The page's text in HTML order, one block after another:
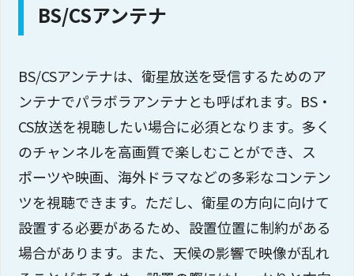
BS/CSアンテナ
BS/CSアンテナは、衛星放送を受信するためのア
ンテナでパラボラアンテナとも呼ばれます。BS・
CS放送を視聴したい場合に必須となります。多く
のチャンネルを高画質で楽しむことができ、ス
ポーツや映画、海外ドラマなどの多彩なコンテン
ツを視聴できます。ただし、衛星の方向に向けて
設置する必要があるため、設置位置に制約がある
場合があります。また、天候の影響で映像が乱れ